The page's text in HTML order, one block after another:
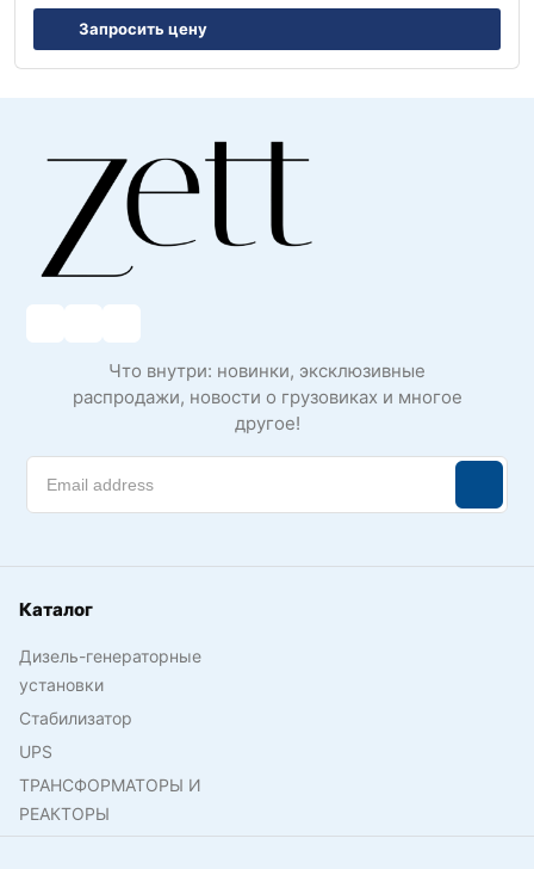
Запросить цену
Что внутри: новинки, эксклюзивные
распродажи, новости о грузовиках и многое
другое!
Каталог
Дизель-генераторные
установки
Стабилизатор
UPS
ТРАНСФОРМАТОРЫ И
РЕАКТОРЫ